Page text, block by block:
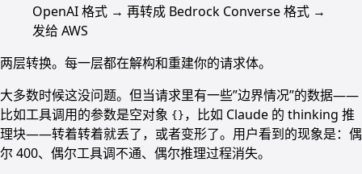
OpenAI 格式 → 再转成 Bedrock Converse 格式 →
发给 AWS
两层转换。每一层都在解构和重建你的请求体。
大多数时候这没问题。但当请求里有一些”边界情况”的数据——
比如工具调用的参数是空对象 {} ，比如 Claude 的 thinking 推
理块——转着转着就丢了，或者变形了。用户看到的现象是：偶
尔 400、偶尔工具调不通、偶尔推理过程消失。